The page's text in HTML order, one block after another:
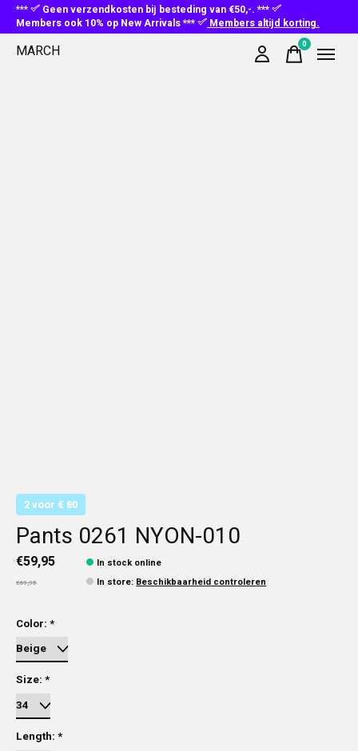
***
Geen verzendkosten bij besteding van €50,-. ***
Members ook 10% op New Arrivals ***
Members altijd korting.
MARCH 0items
2 voor € 80
Pants 0261 NYON-010
€59,95
€69,95
In stock online
In store: Beschikbaarheid controleren
Color: *
Size: *
Length: *